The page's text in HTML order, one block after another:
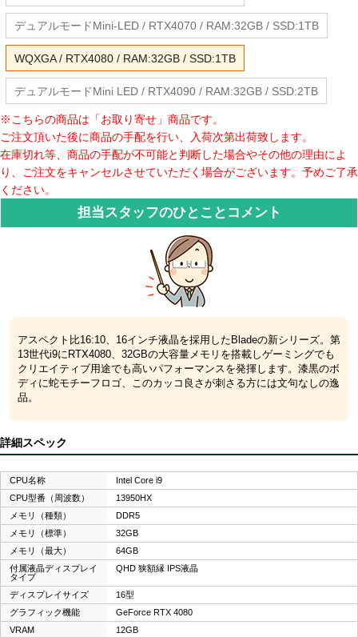
デュアルモードMini-LED / RTX4070 / RAM:32GB / SSD:1TB
WQXGA / RTX4080 / RAM:32GB / SSD:1TB
デュアルモードMini LED / RTX4090 / RAM:32GB / SSD:2TB
※こちらの商品は「お取り寄せ」商品です。
ご注文頂いた後に商品の手配を行い、入荷次第出荷致します。
在庫切れ等、商品の手配が不可能と判断した場合やその他の理由によ
り、ご注文をキャンセルさせていただく場合がございます。予めご了承
ください。
担当スタッフのひとことコメント
アスペクト比16:10、16インチ液晶を採用したBladeの新シリーズ。第
13世代i9にRTX4080、32GBの大容量メモリを搭載しゲーミングでも
クリエイティブ用途でも高いパフォーマンスを発揮します。漆黒のボ
ディに蛇モチーフロゴ、このカッコ良さが刺さる方には文句なしの逸
品。
詳細スペック
CPU名称
Intel Core i9
CPU型番（周波数）
13950HX
メモリ（種類）
DDR5
メモリ（標準）
32GB
メモリ（最大）
64GB
付属液晶ディスプレイ
タイプ
QHD 狭額縁 IPS液晶
ディスプレイサイズ
16型
グラフィック機能
GeForce RTX 4080
VRAM
12GB